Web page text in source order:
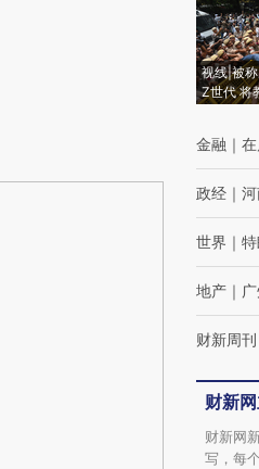
视线|被
Z世代 将
金融 ｜
政经 ｜
世界 ｜
地产 ｜
财新周刊
财新
财新网
写，每